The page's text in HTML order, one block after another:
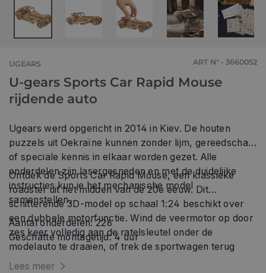
UGEARS ART N° - 3660052
U-gears Sports Car Rapid Mouse
rijdende auto
Ugears werd opgericht in 2014 in Kiev. De houten
puzzels uit Oekraïne kunnen zonder lijm, gereedschap
of speciale kennis in elkaar worden gezet. Alle
onderdelen zijn lasergesneden en met de duidelijke
instructies kun je het mechanische model
samenstellen.
Ontdek de Sports Car Rapid Mouse, een klassieke
roadster uit het midden van de 20e eeuw. Dit
schitterende 3D-model op schaal 1:24 beschikt over
een dubbele motorfunctie. Wind de veermotor op door
zes keer volledig aan de ratelsleutel onder de
modelauto te draaien, of trek de sportwagen terug
over een vlakke ondergrond, laat los en zie hoe hij
Aantal onderdelen: 226
Geschatte montagetijd: 4 uur
Lees meer